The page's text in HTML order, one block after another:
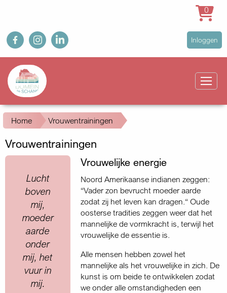
Overslaan
en
naar
inhoud
gaan
fb ig in
User
account
Inloggen
Main
navigation
0
Kruimelpad
Home Vrouwentrainingen
Vrouwentrainingen
Quote
Lucht
boven
mij,
moeder
aarde
onder
mij, het
vuur in
mij.
Vrouwelijke energie
Noord Amerikaanse indianen zeggen:
“Vader zon bevrucht moeder aarde
zodat zij het leven kan dragen.“ Oude
oosterse tradities zeggen weer dat het
mannelijke de vormkracht is, terwijl het
vrouwelijke de essentie is.
Alle mensen hebben zowel het
mannelijke als het vrouwelijke in zich. De
kunst is om beide te ontwikkelen zodat
we onder alle omstandigheden een